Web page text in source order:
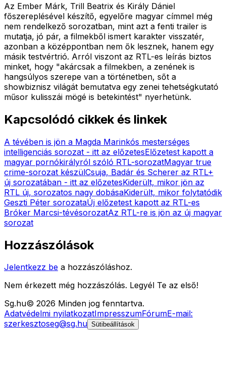
Az Ember Márk, Trill Beatrix és Király Dániel
főszereplésével készítő, egyelőre magyar címmel még
nem rendelkező sorozatban, mint azt a fenti trailer is
mutatja, jó pár, a filmekből ismert karakter visszatér,
azonban a középpontban nem ők lesznek, hanem egy
másik testvértrió. Arról viszont az RTL-es leírás biztos
minket, hogy "akárcsak a filmekben, a zenének is
hangsúlyos szerepe van a történetben, sőt a
showbiznisz világát bemutatva egy zenei tehetségkutató
műsor kulisszái mögé is betekintést" nyerhetünk.
Kapcsolódó cikkek és linkek
A tévében is jön a Magda Marinkós mesterséges
intelligenciás sorozat - itt az előzetesElőzetest kapott a
magyar pornókirályról szóló RTL-sorozatMagyar true
crime-sorozat készülCsuja, Badár és Scherer az RTL+
új sorozatában - itt az előzetesKiderült, mikor jön az
RTL új, sorozatos nagy dobásaKiderült, mikor folytatódik
Geszti Péter sorozataÚj előzetest kapott az RTL-es
Bróker Marcsi-tévésorozatAz RTL-re is jön az új magyar
sorozat
Hozzászólások
Jelentkezz be a hozzászóláshoz.
Nem érkezett még hozzászólás. Legyél Te az első!
Sg.hu© 2026 Minden jog fenntartva.
Adatvédelmi nyilatkozatImpresszumFórumE-mail:
szerkesztoseg@sg.hu Sütibeállítások